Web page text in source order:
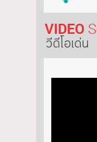
วีดีโอ เด่น